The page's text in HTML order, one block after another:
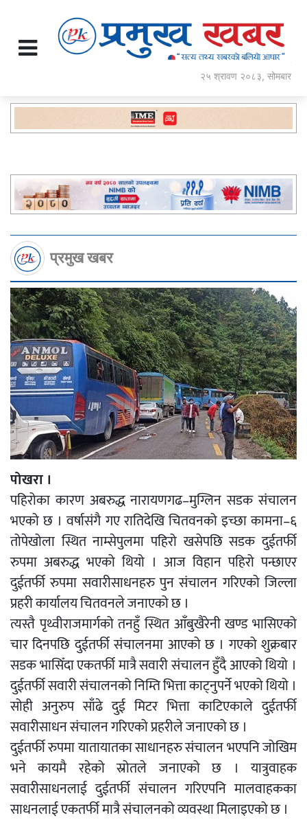
२५ श्रावण २०८३, सोमबार
प्रमुख खबर
पोखरा ।
पहिरोका कारण अबरुद्ध नारायणगढ–मुग्लिन सडक संचालन
भएको छ । वर्षासंगै गए रातिदेखि चितवनको इच्छा कामना–६
तोपेखोला स्थित नाम्सेपुलमा पहिरो खसेपछि सडक दुईतर्फी
रुपमा अबरुद्ध भएको थियो । आज विहान पहिरो पन्छाएर
दुईतर्फी रुपमा सवारीसाधनहरु पुन संचालन गरिएको जिल्ला
प्रहरी कार्यालय चितवनले जनाएको छ ।
त्यस्तै पृथ्वीराजमार्गको तनहुँ स्थित आँबुखैरेनी खण्ड भासिएको
चार दिनपछि दुईतर्फी संचालनमा आएको छ । गएको शुक्रबार
सडक भासिँदा एकतर्फी मात्रै सवारी संचालन हुँदै आएको थियो ।
दुईतर्फी सवारी संचालनको निम्ति भित्ता काट्नुपर्ने भएको थियो ।
सोही अनुरुप साँढे दुई मिटर भित्ता काटिएकाले दुईतर्फी
सवारीसाधन संचालन गरिएको प्रहरीले जनाएको छ ।
दुईतर्फी रुपमा यातायातका साधानहरु संचालन भएपनि जोखिम
भने कायमै रहेको स्रोतले जनाएको छ । यात्रुवाहक
सवारीसाधनलाई दुईतर्फी संचालन गरिएपनि मालवाहकका
साधनलाई एकतर्फी मात्रै संचालनको व्यवस्था मिलाइएको छ ।